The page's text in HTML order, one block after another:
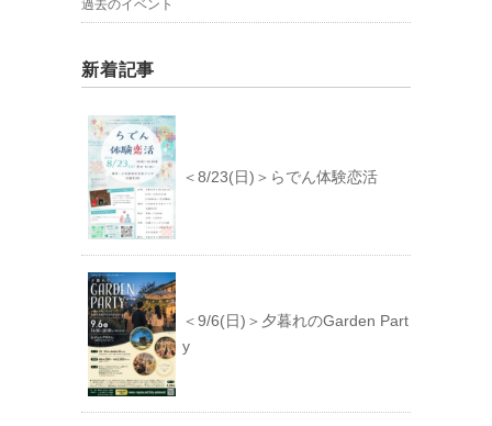
過去のイベント
新着記事
＜8/23(日)＞らでん体験恋活
＜9/6(日)＞夕暮れのGarden Part
y